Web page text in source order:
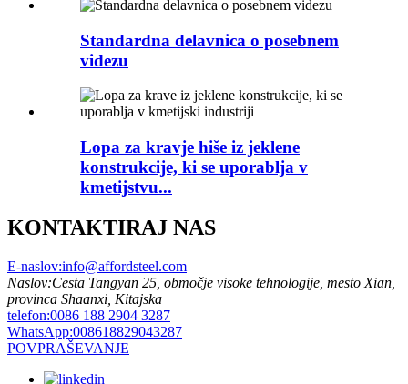
Standardna delavnica o posebnem
videzu
Lopa za kravje hiše iz jeklene
konstrukcije, ki se uporablja v
kmetijstvu...
KONTAKTIRAJ NAS
E-naslov:info@affordsteel.com
Naslov:Cesta Tangyan 25, območje visoke tehnologije, mesto Xian,
provinca Shaanxi, Kitajska
telefon:0086 188 2904 3287
WhatsApp:008618829043287
POVPRAŠEVANJE